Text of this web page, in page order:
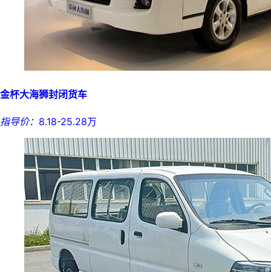
金杯大海狮封闭货车
指导价： 8.18-25.28万